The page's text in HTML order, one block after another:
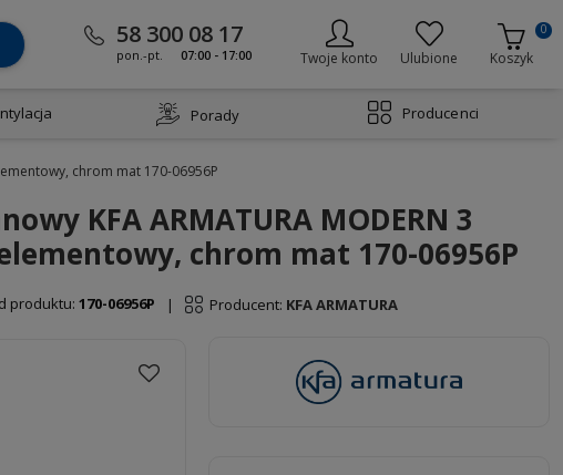
58 300 08 17
pon.-pt. 07:00 - 17:00 Twoje konto Ulubione Koszyk
0
Porady Producenci
chrom mat 170-06956P
KFA ARMATURA MODERN 3
chrom mat 170-06956P
produktu: 170-06956P | Producent: KFA ARMATURA